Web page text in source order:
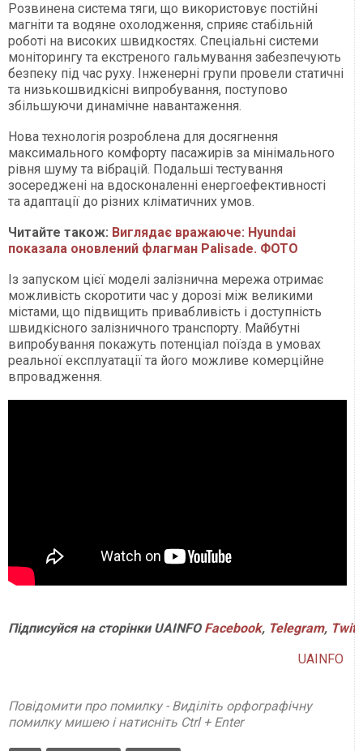
Розвинена система тяги, що використовує постійні
магніти та водяне охолодження, сприяє стабільній
роботі на високих швидкостях. Спеціальні системи
моніторингу та екстреного гальмування забезпечують
безпеку під час руху. Інженерні групи провели статичні
та низькошвидкісні випробування, поступово
збільшуючи динамічне навантаження.
Нова технологія розроблена для досягнення
максимального комфорту пасажирів за мінімального
рівня шуму та вібрацій. Подальші тестування
зосереджені на вдосконаленні енергоефективності
та адаптації до різних кліматичних умов.
Читайте також: Виглядає вражаюче: Hyundai
показала оновлений флагман Palisade. ФОТО
Із запуском цієї моделі залізнична мережа отримає
можливість скоротити час у дорозі між великими
містами, що підвищить привабливість і доступність
швидкісного залізничного транспорту. Майбутні
випробування покажуть потенціал поїзда в умовах
реальної експлуатації та його можливе комерційне
впровадження.
ПідписуйсянасторінкиUAINFO Facebook, Telegram,
UAINFO
Повідомити про помилку - Виділіть орфографічну
помилку мишею і натисніть Ctrl + Enter